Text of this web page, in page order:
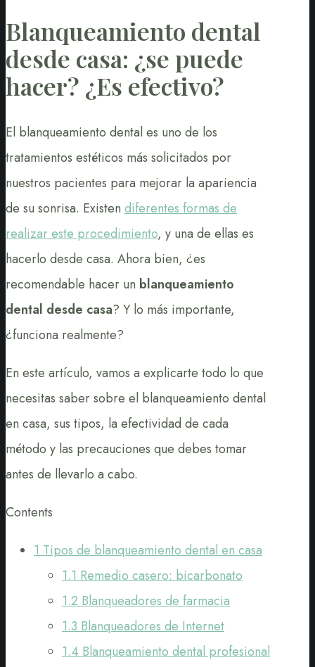
Blanqueamiento dental
desde casa: ¿se puede
hacer? ¿Es efectivo?
El blanqueamiento dental es uno de los
tratamientos estéticos más solicitados por
nuestros pacientes para mejorar la apariencia
de su sonrisa. Existen diferentes formas de
realizar este procedimiento, y una de ellas es
hacerlo desde casa. Ahora bien, ¿es
recomendable hacer un blanqueamiento
dental desde casa? Y lo más importante,
¿funciona realmente?
En este artículo, vamos a explicarte todo lo que
necesitas saber sobre el blanqueamiento dental
en casa, sus tipos, la efectividad de cada
método y las precauciones que debes tomar
antes de llevarlo a cabo.
Contents
1Tipos de blanqueamiento dental en casa
1.1Remedio casero: bicarbonato
1.2Blanqueadores de farmacia
1.3Blanqueadores de Internet
1.4Blanqueamiento dental profesional